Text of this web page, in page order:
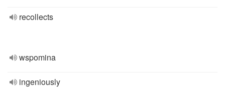
recollects
wspomina
ingeniously